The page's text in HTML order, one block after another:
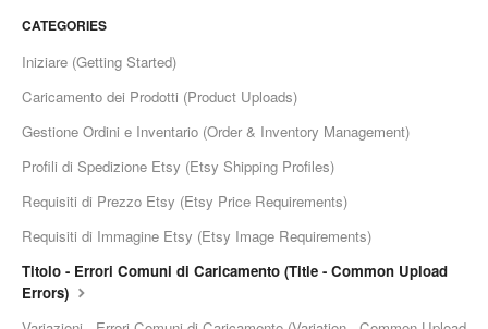
Page Wise Docs - Dutch
Page Wise Docs - French
Page Wise Docs - Deutsch
Page Wise Docs - Italian
CATEGORIES
Iniziare (Getting Started)
Caricamento dei Prodotti (Product Uploads)
Gestione Ordini e Inventario (Order & Inventory Management)
Profili di Spedizione Etsy (Etsy Shipping Profiles)
Requisiti di Prezzo Etsy (Etsy Price Requirements)
Requisiti di Immagine Etsy (Etsy Image Requirements)
Titolo - Errori Comuni di Caricamento (Title - Common Upload
Errors)